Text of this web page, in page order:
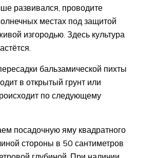
развивался, проводите
местах под защитой
изгородью. Здесь культура
бальзамической пихты
в открытый грунт или
по следующему
посадочную яму квадратного
стороны в 50 сантиметров